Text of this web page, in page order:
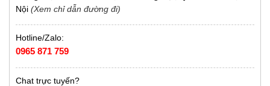
Nội (Xem chỉ dẫn đường đi)
Hotline/Zalo:
0965 871 759
Chat trực tuyến?